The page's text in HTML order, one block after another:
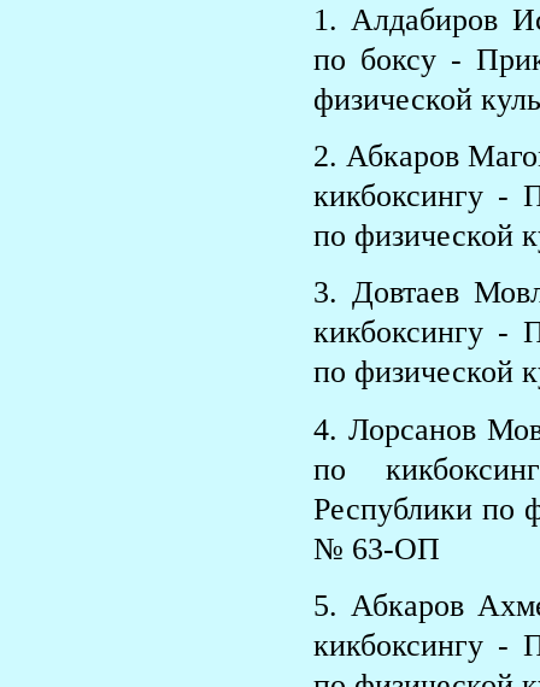
1. Алдабиров
по боксу -
физической
2. Абкаров
кикбоксингу -
по физической
3. Довтаев
кикбоксингу -
по физической
4. Лорсанов
по
Республики по
№ 63-ОП
5. Абкаров
кикбоксингу -